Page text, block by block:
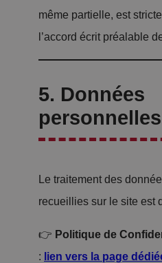
même partielle, est
l’accord écrit préalable
5. Données
personnelles
Le traitement des
recueillies sur le site est
👉 Politique de
: lien vers la page